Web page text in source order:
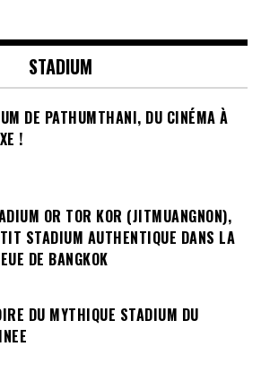
STADIUM
DE PATHUMTHANI, DU CINÉMA À
!
OR TOR KOR (JITMUANGNON),
STADIUM AUTHENTIQUE DANS LA
DE BANGKOK
DU MYTHIQUE STADIUM DU